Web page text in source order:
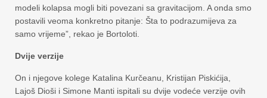
modeli kolapsa mogli biti povezani sa gravitacijom. A onda smo
postavili veoma konkretno pitanje: Šta to podrazumijeva za
samo vrijeme”, rekao je Bortoloti.
Dvije verzije
On i njegove kolege Katalina Kurčeanu, Kristijan Piskićija,
Lajoš Dioši i Simone Manti ispitali su dvije vodeće verzije ovih